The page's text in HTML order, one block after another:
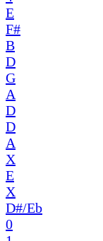
E
F#
B
D
G
A
D
D
A
X
E
X
D#/Eb
0